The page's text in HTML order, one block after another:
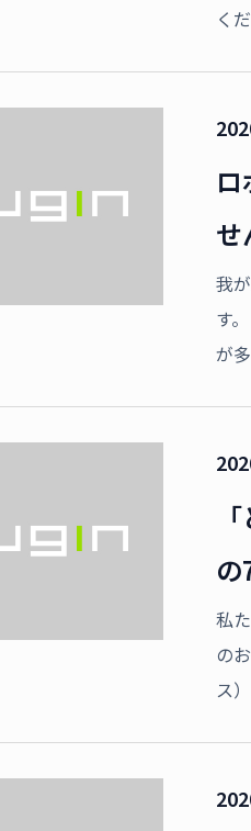
く
せ
我
す
が
私
の
ス